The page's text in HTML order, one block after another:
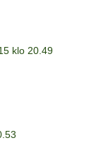
klo 20.49